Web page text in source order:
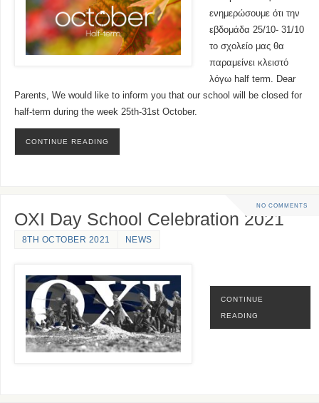
ενημερώσουμε ότι την
εβδομάδα 25/10- 31/10
το σχολείο μας θα
παραμείνει κλειστό
λόγω half term. Dear
Parents, We would like to inform you that our school will be closed for
half-term during the week 25th-31st October.
CONTINUE READING
NO COMMENTS
OXI Day School Celebration 2021
8TH OCTOBER 2021 NEWS
CONTINUE
READING